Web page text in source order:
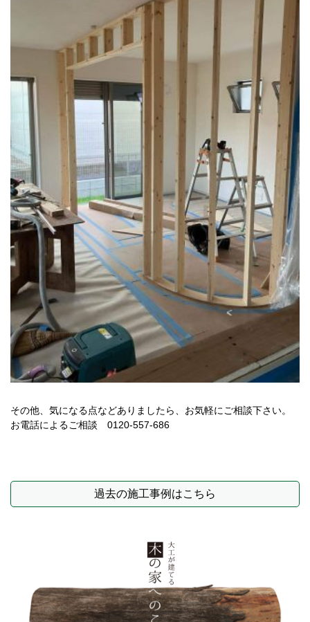
その他、気になる点などありましたら、お気軽にご相談下さい。
お電話によるご相談 0120-557-686
過去の施工事例はこちら